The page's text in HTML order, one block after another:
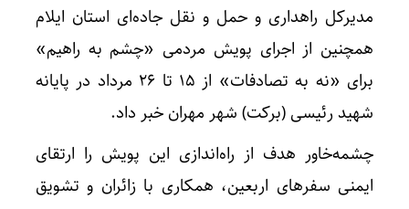
مدیرکل راهداری و حمل‌ و نقل جاده‌ای استان ایلام
همچنین از اجرای پویش مردمی «چشم‌ به‌ راهیم»
برای «نه به تصادفات» از ۱۵ تا ۲۶ مرداد در پایانه
شهید رئیسی (برکت) شهر مهران خبر داد.
چشمه‌خاور هدف از راه‌اندازی این پویش را ارتقای
ایمنی سفرهای اربعین، همکاری با زائران و تشویق